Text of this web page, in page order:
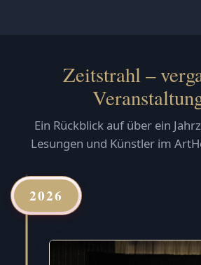
Zeitstrahl –
Ein Rückblick auf über ein
Lesungen und Künstler im
2026